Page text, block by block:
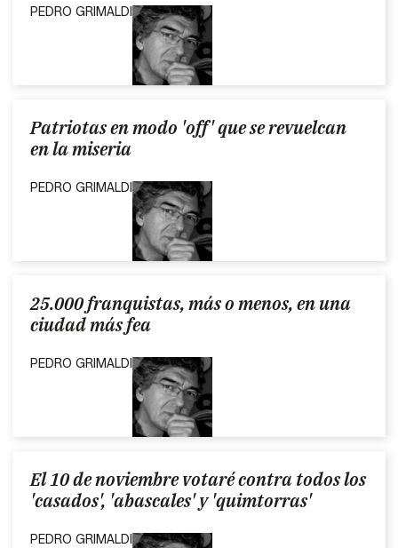
PEDRO GRIMALDI
Patriotas en modo 'off' que se revuelcan
en la miseria
PEDRO GRIMALDI
25.000 franquistas, más o menos, en una
ciudad más fea
PEDRO GRIMALDI
El 10 de noviembre votaré contra todos los
'casados', 'abascales' y 'quimtorras'
PEDRO GRIMALDI